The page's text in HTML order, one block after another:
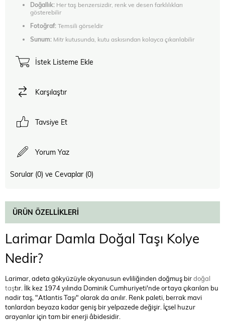
Doğallık: Her taş benzersizdir, renk ve desen farklılıkları
gösterebilir
Fotoğraf:Temsili görseldir
Sunum: Mitr kutusunda, kutu askısından kolayca çıkarılabilir
İstek Listeme Ekle
Karşılaştır
Tavsiye Et
Yorum Yaz
Sorular (0) ve Cevaplar (0)
ÜRÜN ÖZELLIKLERI
Larimar Damla Doğal Taşı Kolye
Nedir?
Larimar, adeta gökyüzüyle okyanusun evliliğinden doğmuş birdoğal
taştır. İlk kez 1974 yılında Dominik Cumhuriyeti'nde ortaya çıkarılan bu
nadir taş, "Atlantis Taşı" olarak da anılır. Renk paleti, berrak mavi
tonlardan beyaza kadar geniş bir yelpazede değişir. İçsel huzur
arayanlar için tam bir enerji âbidesidir.